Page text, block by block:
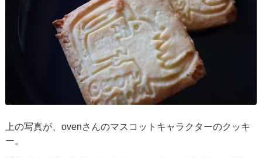
上の写真が、ovenさんのマスコットキャラクターのクッキ
ー。